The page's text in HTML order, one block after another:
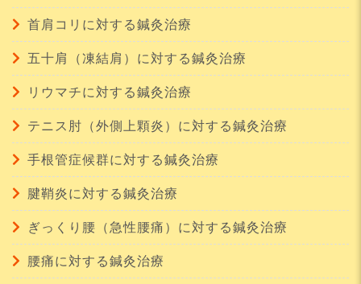
首肩コリに対する鍼灸治療
五十肩（凍結肩）に対する鍼灸治療
リウマチに対する鍼灸治療
テニス肘（外側上顆炎）に対する鍼灸治療
手根管症候群に対する鍼灸治療
腱鞘炎に対する鍼灸治療
ぎっくり腰（急性腰痛）に対する鍼灸治療
腰痛に対する鍼灸治療